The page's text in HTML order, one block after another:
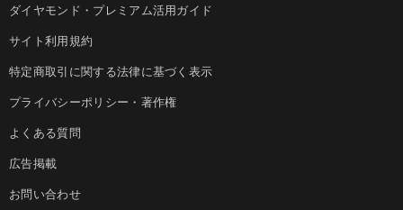
ダイヤモンド・プレミアム活用ガイド
サイト利用規約
特定商取引に関する法律に基づく表示
プライバシーポリシー・著作権
よくある質問
広告掲載
お問い合わせ